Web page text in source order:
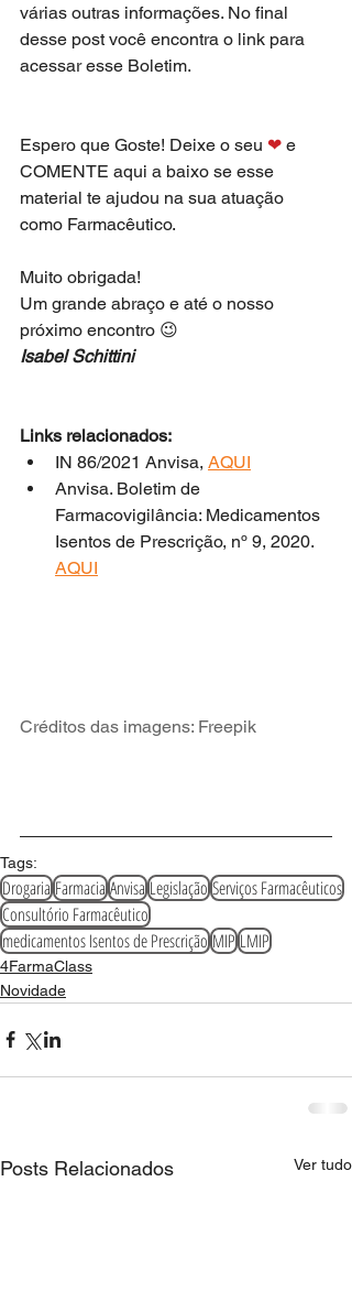
várias outras informações. No final
desse post você encontra o link para
acessar esse Boletim.
Espero que Goste! Deixe o seu ❤ e
COMENTE aqui a baixo se esse
material te ajudou na sua atuação
como Farmacêutico.
Muito obrigada!
Um grande abraço e até o nosso
próximo encontro 😉
Isabel Schittini
Links relacionados:
IN 86/2021 Anvisa, AQUI
Anvisa. Boletim de
Farmacovigilância: Medicamentos
Isentos de Prescrição, nº 9, 2020.
AQUI
Créditos das imagens: Freepik
Tags:
DrogariaFarmaciaAnvisaLegislaçãoServiços Farmacêuticos
Consultório Farmacêutico
medicamentos Isentos de PrescriçãoMIPLMIP
4FarmaClass
Novidade
Posts Relacionados Ver tudo